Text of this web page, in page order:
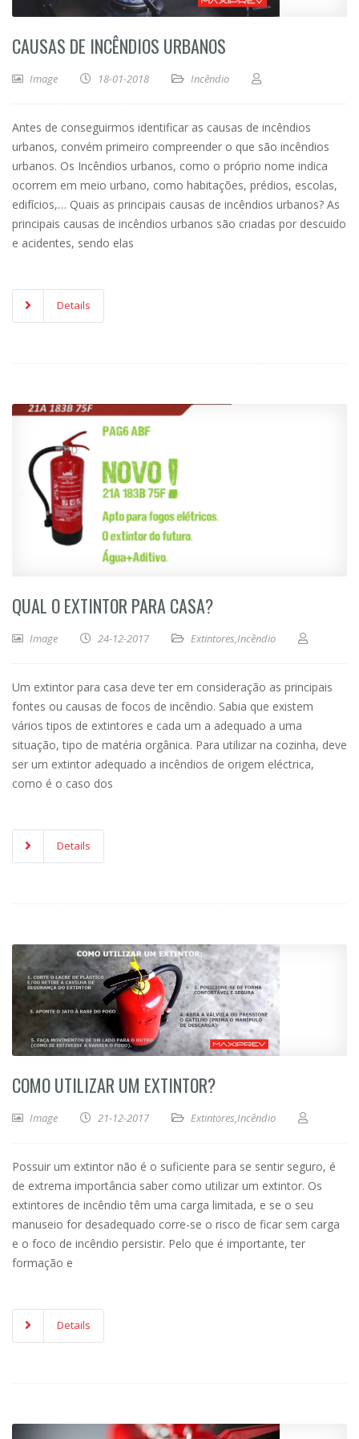
CAUSAS DE INCÊNDIOS URBANOS
Image 18-01-2018 Incêndio
Antes de conseguirmos identificar as causas de incêndios
urbanos, convém primeiro compreender o que são incêndios
urbanos. Os Incêndios urbanos, como o próprio nome indica
ocorrem em meio urbano, como habitações, prédios, escolas,
edifícios,… Quais as principais causas de incêndios urbanos? As
principais causas de incêndios urbanos são criadas por descuido
e acidentes, sendo elas
Details
QUAL O EXTINTOR PARA CASA?
Image 24-12-2017 Extintores,Incêndio
Um extintor para casa deve ter em consideração as principais
fontes ou causas de focos de incêndio. Sabia que existem
vários tipos de extintores e cada um a adequado a uma
situação, tipo de matéria orgânica. Para utilizar na cozinha, deve
ser um extintor adequado a incêndios de origem eléctrica,
como é o caso dos
Details
COMO UTILIZAR UM EXTINTOR?
Image 21-12-2017 Extintores Incêndio
Possuir um extintor não é o suficiente para se sentir seguro, é
de extrema importância saber como utilizar um extintor. Os
extintores de incêndio têm uma carga limitada, e se o seu
manuseio for desadequado corre-se o risco de ficar sem carga
e o foco de incêndio persistir. Pelo que é importante, ter
formação e
Details